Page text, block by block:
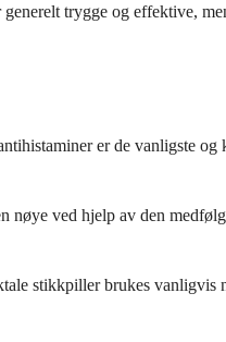
trygge og effektive,
er de vanligste og
nøye ved hjelp av den
stikkpiller brukes